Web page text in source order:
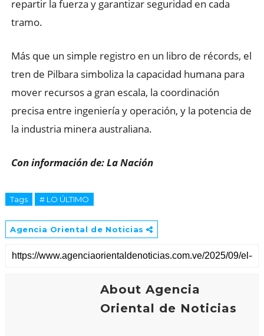
repartir la fuerza y garantizar seguridad en cada
tramo.
Más que un simple registro en un libro de récords, el
tren de Pilbara simboliza la capacidad humana para
mover recursos a gran escala, la coordinación
precisa entre ingeniería y operación, y la potencia de
la industria minera australiana.
Con información de: La Nación
Tags # LO ÚLTIMO
Agencia Oriental de Noticias
About Agencia
Oriental de Noticias